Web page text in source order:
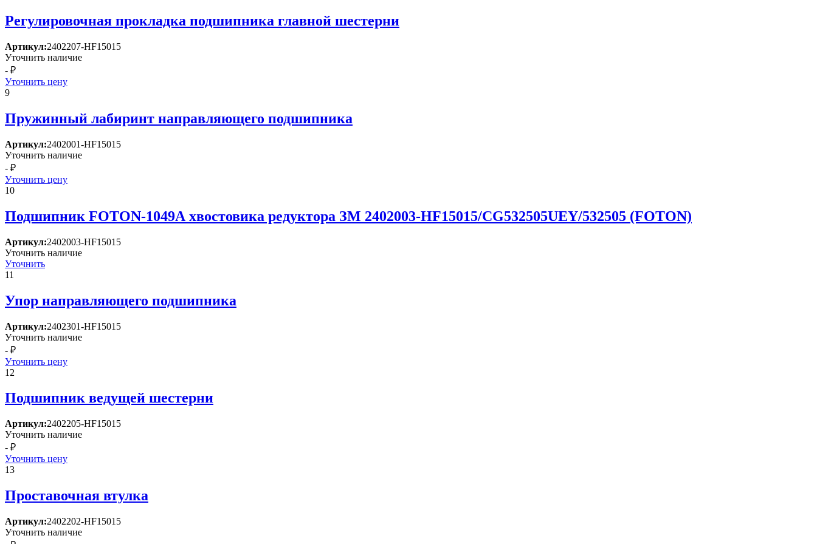
Регулировочная прокладка подшипника главной шестерни
Артикул:2402207-HF15015
Уточнить наличие
- ₽
Уточнить цену
9
Пружинный лабиринт направляющего подшипника
Артикул:2402001-HF15015
Уточнить наличие
- ₽
Уточнить цену
10
Подшипник FOTON-1049А хвостовика редуктора ЗМ 2402003-HF15015/CG532505UEY/532505 (FOTON)
Артикул:2402003-HF15015
Уточнить наличие
Уточнить
11
Упор направляющего подшипника
Артикул:2402301-HF15015
Уточнить наличие
- ₽
Уточнить цену
12
Подшипник ведущей шестерни
Артикул:2402205-HF15015
Уточнить наличие
- ₽
Уточнить цену
13
Проставочная втулка
Артикул:2402202-HF15015
Уточнить наличие